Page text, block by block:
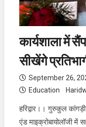
कार्यशाला में
सीखेंगे
September 26,
Education
हरिद्वार।। गुरुकुल
एंड माइक्रोबायोलॉजी में